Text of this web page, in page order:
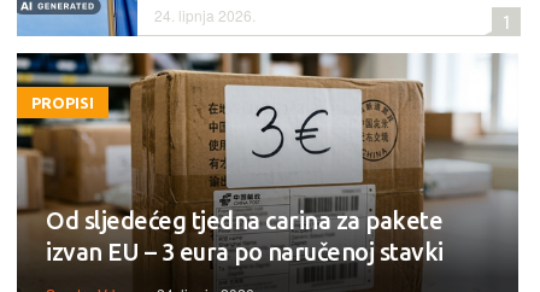
24. lipnja 2026. 1
PROPISI
Od sljedećeg tjedna carina za pakete
izvan EU – 3 eura po naručenoj stavki